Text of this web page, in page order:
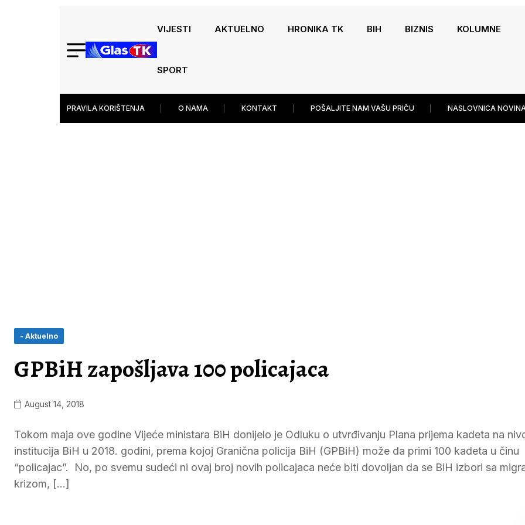
VIJESTI AKTUELNO HRONIKA TK BIH BIZNIS KOLUMNE
SPORT
PRAVILA KORIŠTENJA O NAMA KONTAKT POŠALJITE NAM VAŠU PRIČU NASLOVNICA
- Aktuelno
GPBiH zapošljava 100 policajaca
August 14, 2018
Tokom maja ove godine Vijeće ministara BiH donijelo je Odluku o utvrđivanju Plana prijema kadeta na
institucija BiH u 2018. godini, prema kojoj Granična policija BiH (GPBiH) može da primi 100 kadeta u činu
“policajac”. No, po svemu sudeći ni ovaj broj novih policajaca neće biti dovoljan da se BiH izbori sa
krizom, […]